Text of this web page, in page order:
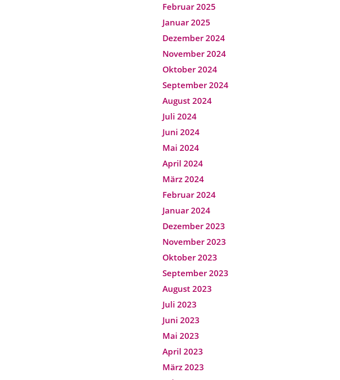
Februar 2025
Januar 2025
Dezember 2024
November 2024
Oktober 2024
September 2024
August 2024
Juli 2024
Juni 2024
Mai 2024
April 2024
März 2024
Februar 2024
Januar 2024
Dezember 2023
November 2023
Oktober 2023
September 2023
August 2023
Juli 2023
Juni 2023
Mai 2023
April 2023
März 2023